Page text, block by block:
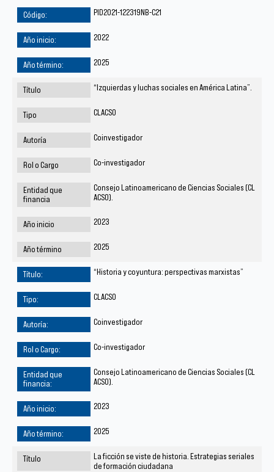
PID2021-122319NB-C21
2022
2025
“Izquierdas y luchas sociales en América Latina”.
CLACSO
Coinvestigador
Co-investigador
Consejo Latinoamericano de Ciencias Sociales (CL
ACSO).
2023
2025
“Historia y coyuntura: perspectivas marxistas”
CLACSO
Coinvestigador
Co-investigador
Consejo Latinoamericano de Ciencias Sociales (CL
ACSO).
2023
2025
La ficción se viste de historia. Estrategias seriales
de formación ciudadana